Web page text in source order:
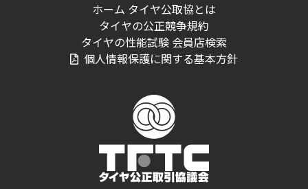
ホーム タイヤ公取協とは
タイヤの公正競争規約
タイヤの性能試験 会員店検索
個人情報保護に関する基本方針